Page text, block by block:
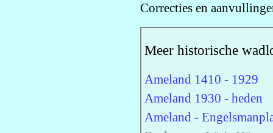
Correcties en
Meer historische
Ameland 1410 - 1929
Ameland 1930 - heden
Ameland -